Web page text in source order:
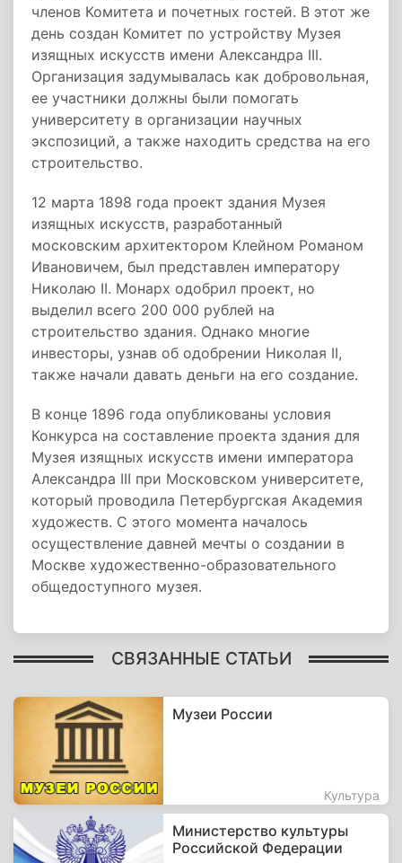
членов Комитета и почетных гостей. В этот же
день создан Комитет по устройству Музея
изящных искусств имени Александра III.
Организация задумывалась как добровольная,
ее участники должны были помогать
университету в организации научных
экспозиций, а также находить средства на его
строительство.
12 марта 1898 года проект здания Музея
изящных искусств, разработанный
московским архитектором Клейном Романом
Ивановичем, был представлен императору
Николаю II. Монарх одобрил проект, но
выделил всего 200 000 рублей на
строительство здания. Однако многие
инвесторы, узнав об одобрении Николая II,
также начали давать деньги на его создание.
В конце 1896 года опубликованы условия
Конкурса на составление проекта здания для
Музея изящных искусств имени императора
Александра III при Московском университете,
который проводила Петербургская Академия
художеств. С этого момента началось
осуществление давней мечты о создании в
Москве художественно-образовательного
общедоступного музея.
СВЯЗАННЫЕ СТАТЬИ
Музеи России
Культура
Министерство культуры
Российской Федерации